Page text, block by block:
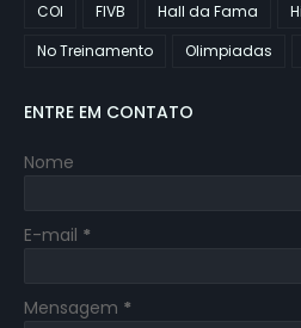
COI
FIVB Hall da Fama
No Treinamento
Olimpiadas
ENTRE EM CONTATO
Nome
E-mail *
Mensagem *